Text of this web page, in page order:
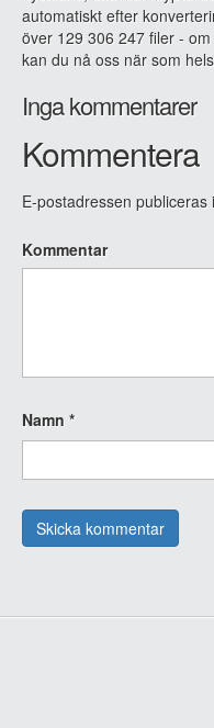
automatiskt efter
över 129 306 247 filer -
kan du nå oss när som
Inga kommentarer
Kommentera
E-postadressen publiceras
Kommentar
Namn *